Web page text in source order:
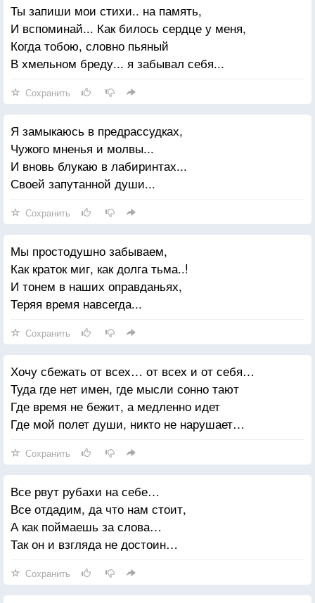
Ты запиши мои стихи.. на память,
И вспоминай... Как билось сердце у меня,
Когда тобою, словно пьяный
В хмельном бреду... я забывал себя...
Сохранить
Я замыкаюсь в предрассудках,
Чужого мненья и молвы...
И вновь блукаю в лабиринтах...
Своей запутанной души...
Сохранить
Мы простодушно забываем,
Как краток миг, как долга тьма..!
И тонем в наших оправданьях,
Теряя время навсегда...
Сохранить
Хочу сбежать от всех… от всех и от себя…
Туда где нет имен, где мысли сонно тают
Где время не бежит, а медленно идет
Где мой полет души, никто не нарушает…
Сохранить
Все рвут рубахи на себе…
Все отдадим, да что нам стоит,
А как поймаешь за слова…
Так он и взгляда не достоин…
Сохранить